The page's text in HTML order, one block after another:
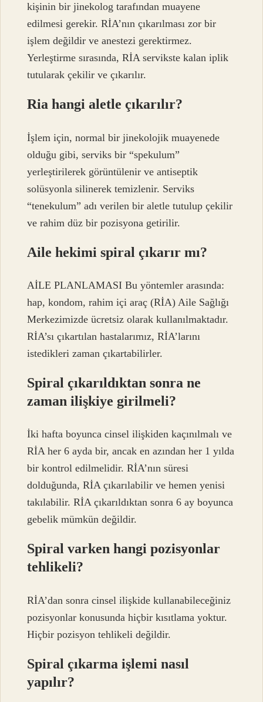
kişinin bir jinekolog tarafından muayene
edilmesi gerekir. RİA’nın çıkarılması zor bir
işlem değildir ve anestezi gerektirmez.
Yerleştirme sırasında, RİA servikste kalan iplik
tutularak çekilir ve çıkarılır.
Ria hangi aletle çıkarılır?
İşlem için, normal bir jinekolojik muayenede
olduğu gibi, serviks bir “spekulum”
yerleştirilerek görüntülenir ve antiseptik
solüsyonla silinerek temizlenir. Serviks
“tenekulum” adı verilen bir aletle tutulup çekilir
ve rahim düz bir pozisyona getirilir.
Aile hekimi spiral çıkarır mı?
AİLE PLANLAMASI Bu yöntemler arasında:
hap, kondom, rahim içi araç (RİA) Aile Sağlığı
Merkezimizde ücretsiz olarak kullanılmaktadır.
RİA’sı çıkartılan hastalarımız, RİA’larını
istedikleri zaman çıkartabilirler.
Spiral çıkarıldıktan sonra ne
zaman ilişkiye girilmeli?
İki hafta boyunca cinsel ilişkiden kaçınılmalı ve
RİA her 6 ayda bir, ancak en azından her 1 yılda
bir kontrol edilmelidir. RİA’nın süresi
dolduğunda, RİA çıkarılabilir ve hemen yenisi
takılabilir. RİA çıkarıldıktan sonra 6 ay boyunca
gebelik mümkün değildir.
Spiral varken hangi pozisyonlar
tehlikeli?
RİA’dan sonra cinsel ilişkide kullanabileceğiniz
pozisyonlar konusunda hiçbir kısıtlama yoktur.
Hiçbir pozisyon tehlikeli değildir.
Spiral çıkarma işlemi nasıl
yapılır?